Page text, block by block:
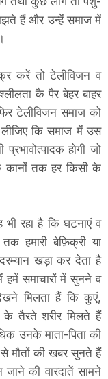
हैं और उन्हें समाज में
करें तो टेलीविजन व
कै पैर बेहर बाहर
टेलीविजन समाज को
कि समाज में उस
होगी जो
कानों तक हर किसी के
भी रहा है कि घटनाएं व
हमारी बेफ़िक्री या
खड़ा कर देता है
हमें समाचारों में सुनने व
मिलता हैं कि कुएं,
तैरते शरीर मिलते हैं
उनके माता-पिता की
से मौतों की खबर सुनते हैं
जाने की वारदातें सामने